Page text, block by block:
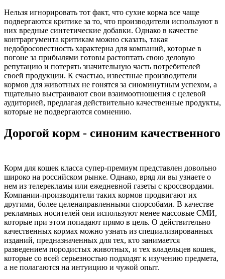
Нельзя игнорировать тот факт, что сухие корма все чаще
подвергаются критике за то, что производители используют в
них вредные синтетические добавки. Однако в качестве
контраргумента критикам можно сказать, такая
недобросовестность характерна для компаний, которые в
погоне за прибылями готовы растоптать свою деловую
репутацию и потерять значительную часть потребителей
своей продукции. К счастью, известные производители
кормов для животных не гонятся за сиюминутным успехом, а
тщательно выстраивают свои взаимоотношения с целевой
аудиторией, предлагая действительно качественные продукты,
которые не подвергаются сомнению.
Дорогой корм - синоним качественного
Корм для кошек класса супер-премиум представлен довольно
широко на российском рынке. Однако, вряд ли вы узнаете о
нем из телерекламы или ежедневной газеты с кроссвордами.
Компании-производители таких кормов продвигают их
другими, более целенаправленными спорсобами. В качестве
рекламных носителей они используют менее массовые СМИ,
которые при этом попадают прямо в цель. О действительно
качественных кормах можно узнать из специализированных
изданий, предназначенных для тех, кто занимается
разведением породистых животных, и тех владельцев кошек,
которые со всей серьезностью подходят к изучению предмета,
а не полагаются на интуицию и чужой опыт.